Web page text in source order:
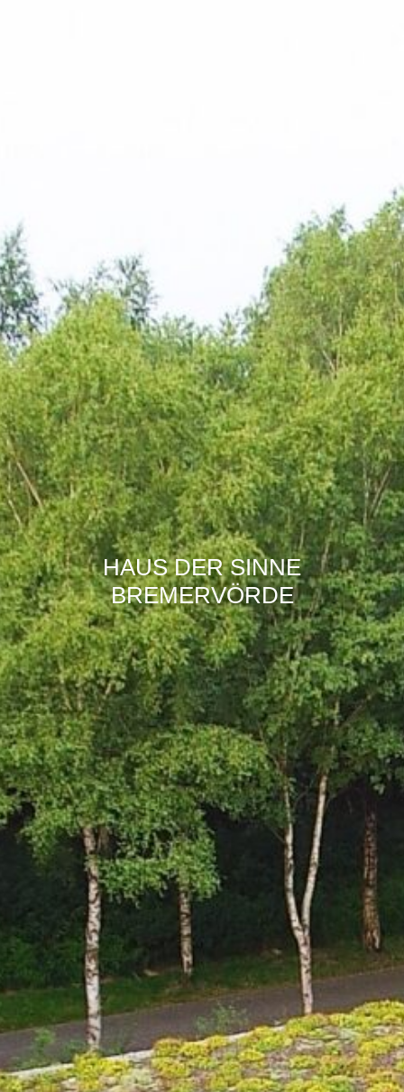
HAUS DER SINNE
BREMERVÖRDE